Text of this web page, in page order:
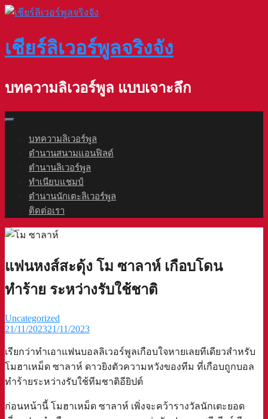
Skip
เชียร์ลิเวอร์พูลจริงจัง
บทความลิเวอร์พูล แบบเจาะลึก
บทความลิเวอร์พูล
ตำนานสนามแอนฟิลด์
ตำนานลิเวอร์พูล
ทำเนียบแชมป์
ตำนานนักเตะลิเวอร์พูล
ติดต่อเรา
แฟนหงส์สะดุ้ง โม ซาลาห์ เกือบโดน
ทำร้าย ระหว่างรับใช้ชาติ
Uncategorized
21/11/202321/11/2023
เรียกว่าทำเอาแฟนบอลลิเวอร์พูลเกือบใจหายเลยทีเดียวสำหรับ
โมฮาเหม็ด ซาลาห์ ดาวยิงตัวความหวังของทีม ที่เกือบถูกบอล
ทำร้ายระหว่างรับใช้ทีมชาติอียิปต์
ก่อนหน้านี้ โมฮาเหม็ด ซาลาห์ เพิ่งจะคว้ารางวัลนักเตะยอด